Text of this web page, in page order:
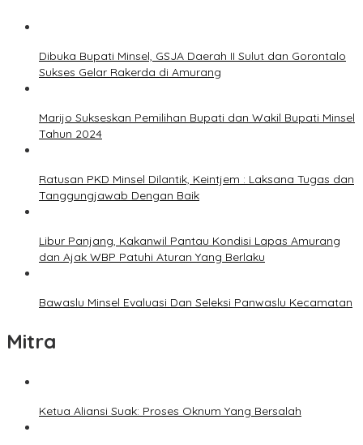
Dibuka Bupati Minsel, GSJA Daerah II Sulut dan Gorontalo
Sukses Gelar Rakerda di Amurang
Marijo Sukseskan Pemilihan Bupati dan Wakil Bupati Minsel
Tahun 2024
Ratusan PKD Minsel Dilantik, Keintjem : Laksana Tugas dan
Tanggungjawab Dengan Baik
Libur Panjang, Kakanwil Pantau Kondisi Lapas Amurang
dan Ajak WBP Patuhi Aturan Yang Berlaku
Bawaslu Minsel Evaluasi Dan Seleksi Panwaslu Kecamatan
Mitra
Ketua Aliansi Suak: Proses Oknum Yang Bersalah